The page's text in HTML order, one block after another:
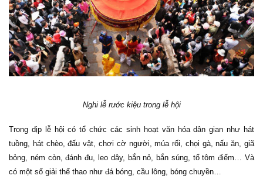
Nghi lễ rước kiệu trong lễ hội
Trong dịp lễ hội có tổ chức các sinh hoạt văn hóa dân gian như hát
tuồng, hát chèo, đấu vật, chơi cờ người, múa rối, chọi gà, nấu ăn, giã
bỏng, ném còn, đánh đu, leo dây, bắn nỏ, bắn súng, tổ tôm điếm… Và
có một số giải thể thao như đá bóng, cầu lông, bóng chuyền…